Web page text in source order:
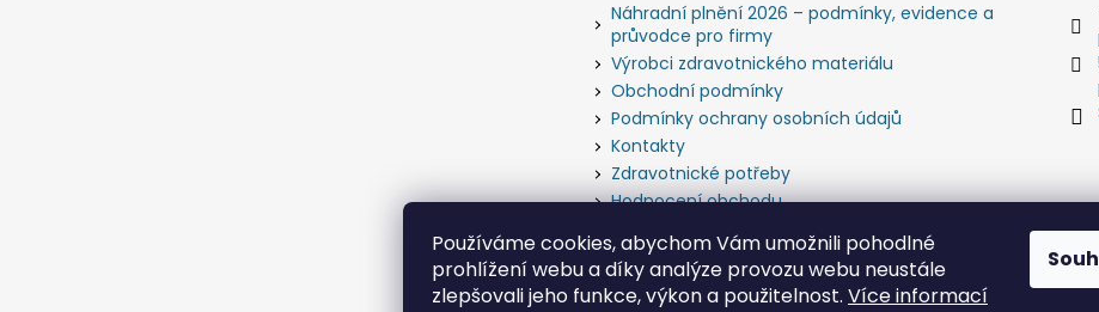
Používáme cookies, abychom Vám umožnili pohodlné
prohlížení webu a díky analýze provozu webu neustále
zlepšovali jeho funkce, výkon a použitelnost. Více informací
Náhradní plnění 2026 – podmínky, evidence a
průvodce pro firmy
Výrobci zdravotnického materiálu
Obchodní podmínky
Podmínky ochrany osobních údajů
Kontakty
Zdravotnické potřeby
Hodnocení obchodu